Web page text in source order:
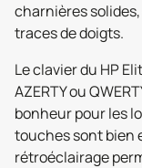
charnières
traces de doigts.
Le clavier du HP
AZERTY ou
bonheur pour les
touches sont bien
rétroéclairage